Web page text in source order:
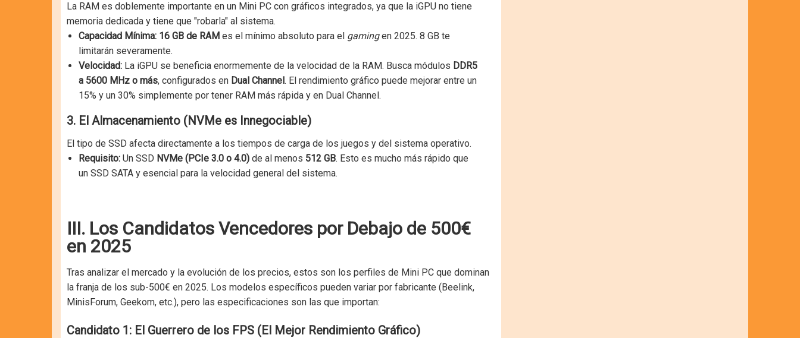
La RAM es doblemente importante en un Mini PC con gráficos integrados, ya que la iGPU no tiene
memoria dedicada y tiene que "robarla" al sistema.
Capacidad Mínima: 16 GB de RAM es el mínimo absoluto para el gamingen 2025. 8 GB te
limitarán severamente.
Velocidad: La iGPU se beneficia enormemente de la velocidad de la RAM. Busca módulos DDR5
a 5600 MHz o más, configurados en Dual Channel. El rendimiento gráfico puede mejorar entre un
15% y un 30% simplemente por tener RAM más rápida y en Dual Channel.
3. El Almacenamiento (NVMe es Innegociable)
El tipo de SSD afecta directamente a los tiempos de carga de los juegos y del sistema operativo.
Requisito: Un SSD NVMe (PCIe 3.0 o 4.0) de al menos 512 GB. Esto es mucho más rápido que
un SSD SATA y esencial para la velocidad general del sistema.
III. Los Candidatos Vencedores por Debajo de 500€
en 2025
Tras analizar el mercado y la evolución de los precios, estos son los perfiles de Mini PC que dominan
la franja de los sub-500€ en 2025. Los modelos específicos pueden variar por fabricante (Beelink,
MinisForum, Geekom, etc.), pero las especificaciones son las que importan:
Candidato 1: El Guerrero de los FPS (El Mejor Rendimiento Gráfico)